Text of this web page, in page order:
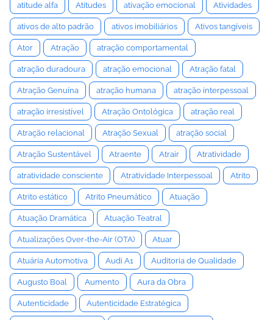
atitude alfa Atitudes ativação emocional Atividades
ativos de alto padrão ativos imobiliários Ativos tangíveis
Ator Atração atração comportamental
atração duradoura atração emocional Atração fatal
Atração Genuína atração humana atração interpessoal
atração irresistível Atração Ontológica atração real
Atração relacional Atração Sexual atração social
Atração Sustentável Atraente Atrair Atratividade
atratividade consciente Atratividade Interpessoal Atrito
Atrito estático Atrito Pneumático Atuação
Atuação Dramática Atuação Teatral
Atualizações Over-the-Air (OTA) Atuar
Atuária Automotiva Audi A1 Auditoria de Qualidade
Augusto Boal Aumento Aura da Obra
Autenticidade Autenticidade Estratégica